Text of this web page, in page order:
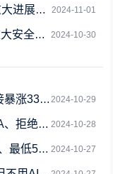
2024-11-01
伟达供货
2024-10-30
全漏洞
2024-10-29
33%！
2024-10-28
OpenAI
2024-10-27
低5050